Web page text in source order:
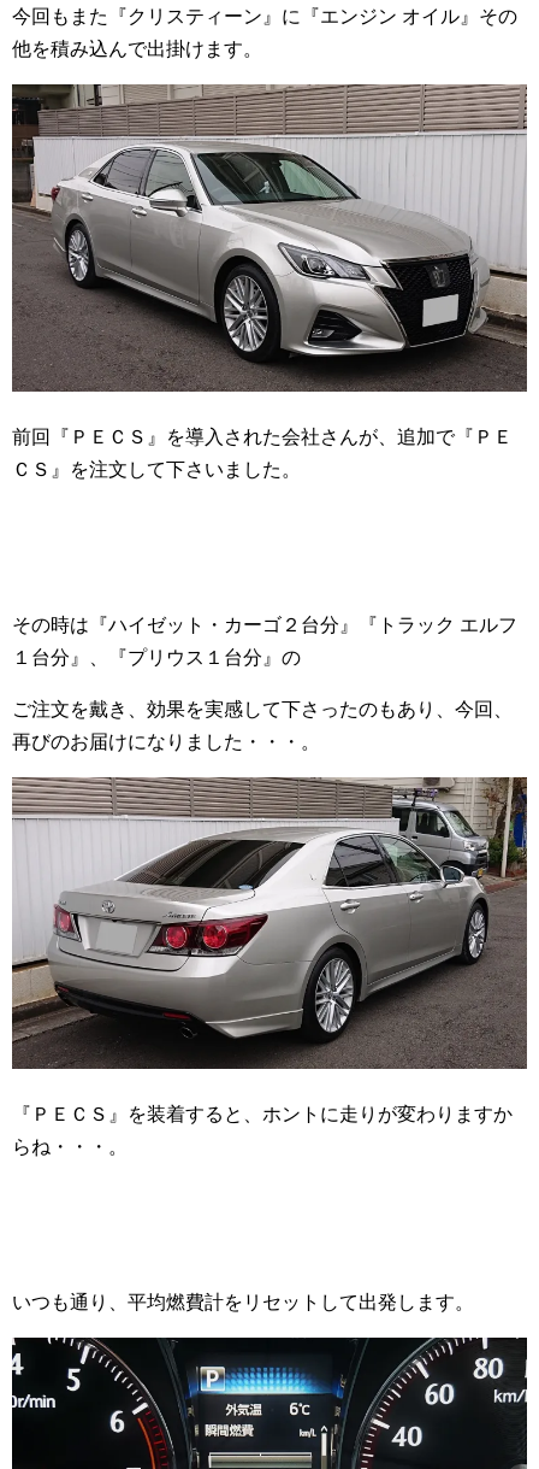
今回もまた『クリスティーン』に『エンジン オイル』その
他を積み込んで出掛けます。
前回『ＰＥＣＳ』を導入された会社さんが、追加で『ＰＥ
ＣＳ』を注文して下さいました。
その時は『ハイゼット・カーゴ２台分』『トラック エルフ
１台分』、『プリウス１台分』の
ご注文を戴き、効果を実感して下さったのもあり、今回、
再びのお届けになりました・・・。
『ＰＥＣＳ』を装着すると、ホントに走りが変わりますか
らね・・・。
いつも通り、平均燃費計をリセットして出発します。